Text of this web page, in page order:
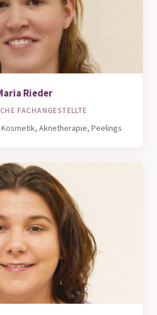
Rieder
FACHANGESTELLTE
Aknetherapie, Peelings